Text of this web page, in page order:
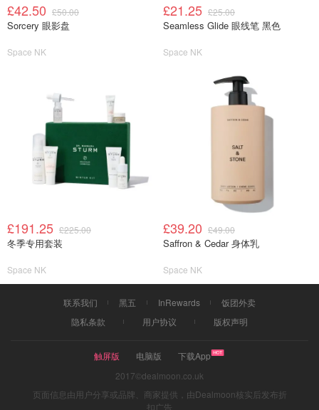
£42.50 £50.00
Sorcery 眼影盘
Space NK
£21.25 £25.00
Seamless Glide 眼线笔 黑色
Space NK
£191.25 £225.00
冬季专用套装
Space NK
£39.20 £49.00
Saffron & Cedar 身体乳
Space NK
联系我们 黑五 InRewards
饭团外卖
隐私条款
用户协议 版权声明
触屏版 电脑版
下载App
2017©dealmoon.co.uk
页面信息由用户分享或品牌、商家提供，由Dealmoon核实后发布折
扣广告